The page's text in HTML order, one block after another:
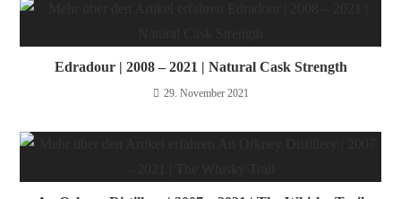
Edradour | 2008 – 2021 | Natural Cask Strength
29. November 2021